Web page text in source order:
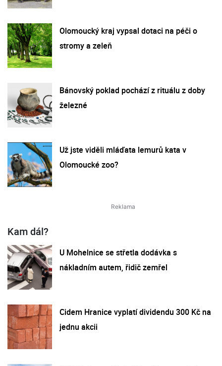
Olomoucký kraj vypsal dotaci na péči o
stromy a zeleň
Bánovský poklad pochází z rituálu z doby
železné
Už jste viděli mláďata lemurů kata v
Olomoucké zoo?
Kam dál?
U Mohelnice se střetla dodávka s
nákladním autem, řidič zemřel
Cidem Hranice vyplatí dividendu 300 Kč na
jednu akcii